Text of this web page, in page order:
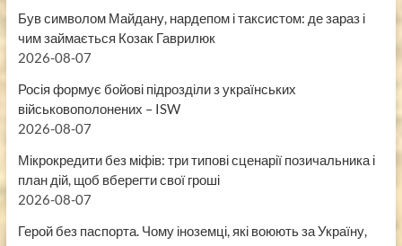
Був символом Майдану, нардепом і таксистом: де зараз і
чим займається Козак Гаврилюк
2026-08-07
Росія формує бойові підрозділи з українських
військовополонених – ISW
2026-08-07
Мікрокредити без міфів: три типові сценарії позичальника і
план дій, щоб вберегти свої гроші
2026-08-07
Герой без паспорта. Чому іноземці, які воюють за Україну,